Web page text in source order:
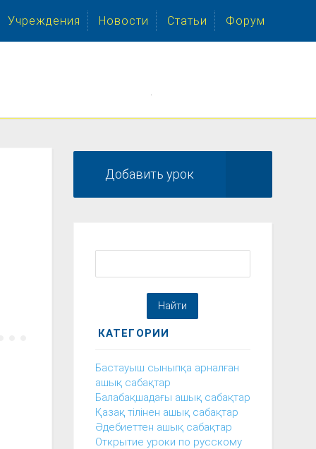
Учреждения Новости Статьи Форум
Добавить урок
КАТЕГОРИИ
Бастауыш сыныпқа арналған
ашық сабақтар
Балабақшадағы ашық сабақтар
Қазақ тілінен ашық сабақтар
Әдебиеттен ашық сабақтар
Открытие уроки по русскому
.